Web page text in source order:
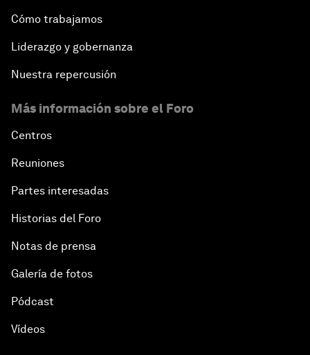
Cómo trabajamos
Liderazgo y gobernanza
Nuestra repercusión
Más información sobre el Foro
Centros
Reuniones
Partes interesadas
Historias del Foro
Notas de prensa
Galería de fotos
Pódcast
Vídeos